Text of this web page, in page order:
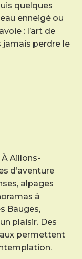
quelques
enneigé ou
: l’art de
jamais perdre le
Aillons-
d’aventure
alpages
à
Bauges,
plaisir. Des
permettent